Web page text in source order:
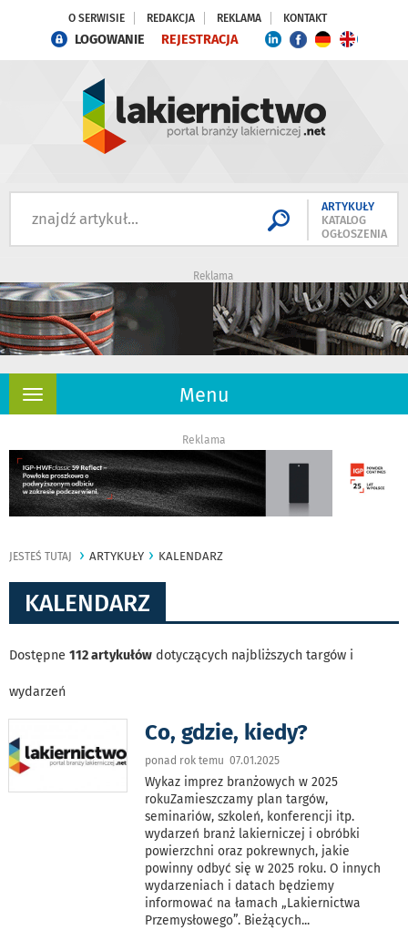
O SERWISIE REDAKCJA REKLAMA KONTAKT
LOGOWANIE REJESTRACJA
ARTYKUŁY
KATALOG
OGŁOSZENIA
Reklama
Menu
Rozwiń
Reklama
JESTEŚ TUTAJ ARTYKUŁY KALENDARZ
KALENDARZ
Dostępne 112 artykułów dotyczących najbliższych targów i
wydarzeń
Co, gdzie, kiedy?
ponad rok temu 07.01.2025
Wykaz imprez branżowych w 2025
rokuZamieszczamy plan targów,
seminariów, szkoleń, konferencji itp.
wydarzeń branż lakierniczej i obróbki
powierzchni oraz pokrewnych, jakie
powinny odbyć się w 2025 roku. O innych
wydarzeniach i datach będziemy
informować na łamach „Lakiernictwa
Przemysłowego”. Bieżących...